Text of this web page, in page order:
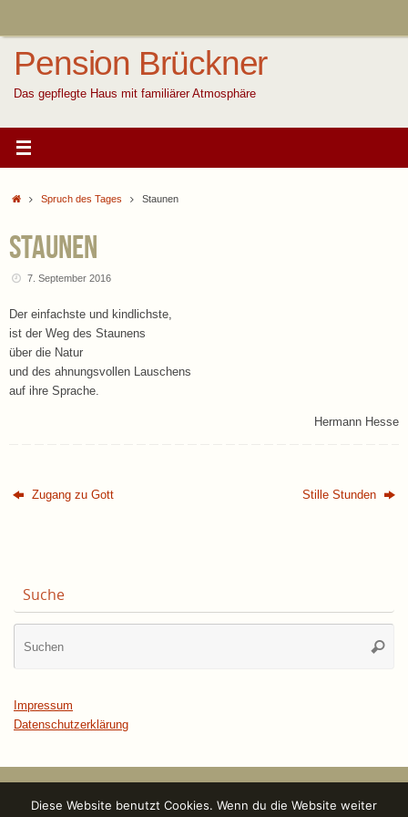
Pension Brückner
Das gepflegte Haus mit familiärer Atmosphäre
StartSpruch des Tages Staunen
Staunen
7. September 2016
Der einfachste und kindlichste,
ist der Weg des Staunens
über die Natur
und des ahnungsvollen Lauschens
auf ihre Sprache.
Hermann Hesse
Zugang zu Gott Stille Stunden
Suche
Impressum
Datenschutzerklärung
Diese Website benutzt Cookies. Wenn du die Website weiter